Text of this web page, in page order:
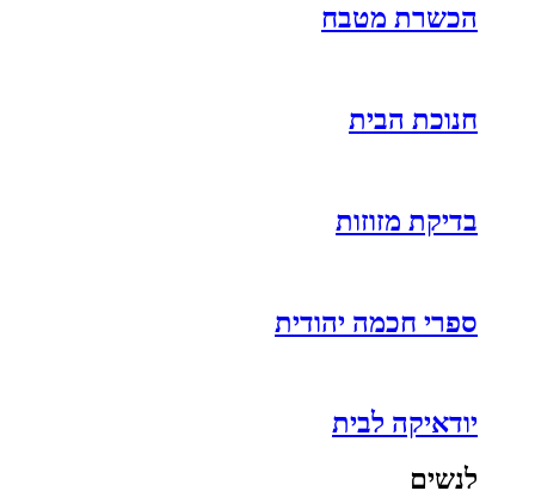
הכשרת מטבח
חנוכת הבית
בדיקת מזוזות
ספרי חכמה יהודית
יודאיקה לבית
לנשים